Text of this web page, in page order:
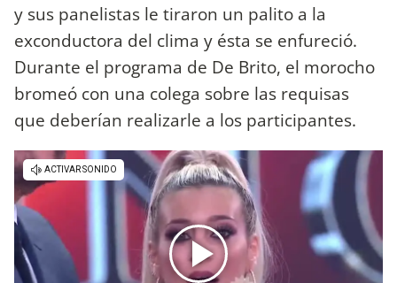
y sus panelistas le tiraron un palito a la
exconductora del clima y ésta se enfureció.
Durante el programa de De Brito, el morocho
bromeó con una colega sobre las requisas
que deberían realizarle a los participantes.